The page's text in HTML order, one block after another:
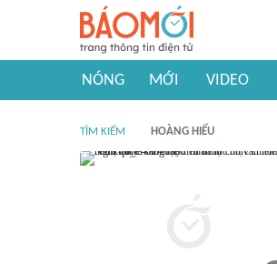
NÓNG MỚI VIDEO
TÌM KIẾM HOÀNG HIẾU